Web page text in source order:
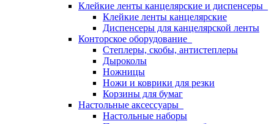
Клейкие ленты канцелярские и диспенсеры
Клейкие ленты канцелярские
Диспенсеры для канцелярской ленты
Конторское оборудование
Степлеры, скобы, антистеплеры
Дыроколы
Ножницы
Ножи и коврики для резки
Корзины для бумаг
Настольные аксессуары
Настольные наборы